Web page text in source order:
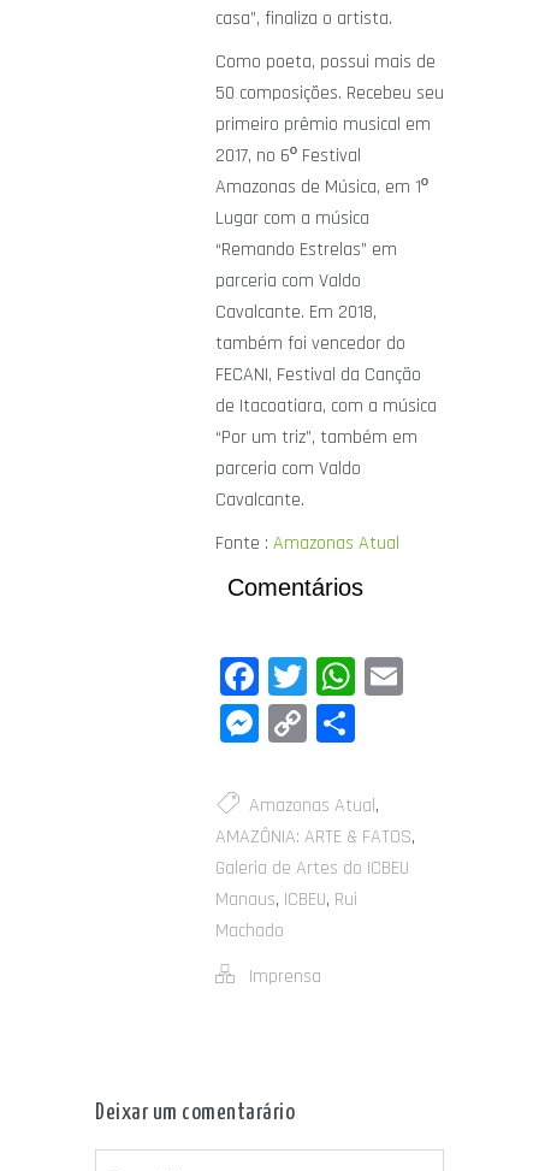
casa”, finaliza o artista.
Como poeta, possui mais de
50 composições. Recebeu seu
primeiro prêmio musical em
2017, no 6º Festival
Amazonas de Música, em 1º
Lugar com a música
“Remando Estrelas” em
parceria com Valdo
Cavalcante. Em 2018,
também foi vencedor do
FECANI, Festival da Canção
de Itacoatiara, com a música
“Por um triz”, também em
parceria com Valdo
Cavalcante.
Fonte : Amazonas Atual
Comentários
Facebook
TwitterWhatsApp
Messenger
Copy
Amazonas Atual,
AMAZÔNIA: ARTE & FATOS,
Galeria de Artes do ICBEU
Manaus, ICBEU, Rui
Machado
Imprensa
Deixar um comentarário